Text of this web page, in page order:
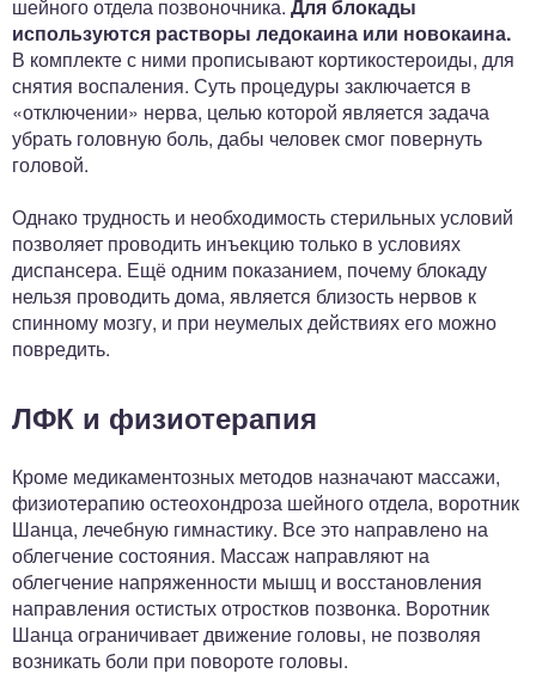
шейного отдела позвоночника. Для блокады
используются растворы ледокаина или новокаина.
В комплекте с ними прописывают кортикостероиды, для
снятия воспаления. Суть процедуры заключается в
«отключении» нерва, целью которой является задача
убрать головную боль, дабы человек смог повернуть
головой.
Однако трудность и необходимость стерильных условий
позволяет проводить инъекцию только в условиях
диспансера. Ещё одним показанием, почему блокаду
нельзя проводить дома, является близость нервов к
спинному мозгу, и при неумелых действиях его можно
повредить.
ЛФК и физиотерапия
Кроме медикаментозных методов назначают массажи,
физиотерапию остеохондроза шейного отдела, воротник
Шанца, лечебную гимнастику. Все это направлено на
облегчение состояния. Массаж направляют на
облегчение напряженности мышц и восстановления
направления остистых отростков позвонка. Воротник
Шанца ограничивает движение головы, не позволяя
возникать боли при повороте головы.